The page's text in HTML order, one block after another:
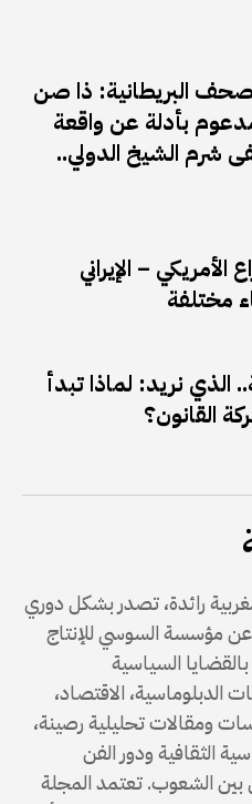
البريطانية: ذا صن
مدعوم بأدلة عن واقعة
شرم الشيخ الدولي..
– الإيراني
مختلفة
نريد: لماذا تبدأ
القانون؟
رائدة، تصدر بشكل دوري
عن مؤسسة السوسي للإنتاج
السياسية
الدبلوماسية، الاقتصاد،
ومقالات تحليلية رصينة،
الثقافية ودور الفن
بين الشعوب. تعتمد المجلة